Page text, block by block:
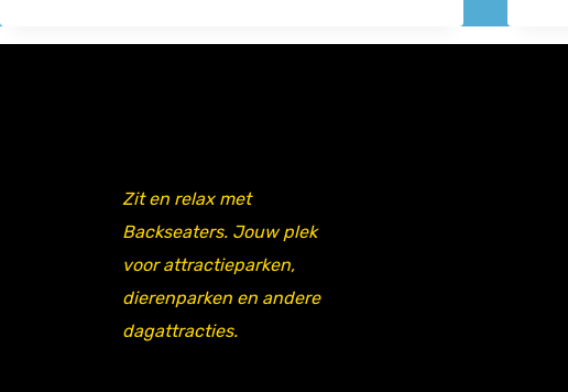
Zit en relax met
Backseaters. Jouw plek
voor attractieparken,
dierenparken en andere
dagattracties.